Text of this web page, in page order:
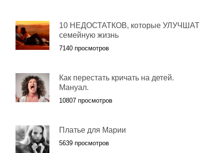
10 НЕДОСТАТКОВ, которые УЛУЧШАТ
семейную жизнь
7140 просмотров
Как перестать кричать на детей.
Мануал.
10807 просмотров
Платье для Марии
5639 просмотров